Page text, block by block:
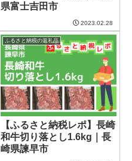
県富士吉田市
2023.02.28
ふるさと納税の返礼品
【ふるさと納税レポ】長崎
和牛切り落とし1.6kg｜長
崎県諫早市